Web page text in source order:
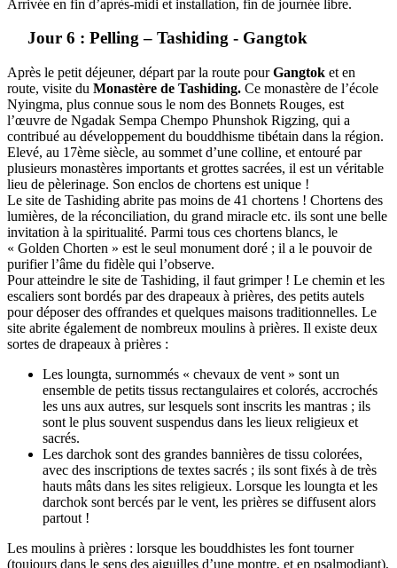
Arrivée en fin d’après-midi et installation, fin de journée libre.
Jour 6 : Pelling – Tashiding - Gangtok
Après le petit déjeuner, départ par la route pourGangtok et en
route, visite du Monastère de Tashiding. Ce monastère de l’école
Nyingma, plus connue sous le nom des Bonnets Rouges, est
l’œuvre de Ngadak Sempa Chempo Phunshok Rigzing, qui a
contribué au développement du bouddhisme tibétain dans la région.
Elevé, au 17ème siècle, au sommet d’une colline, et entouré par
plusieurs monastères importants et grottes sacrées, il est un véritable
lieu de pèlerinage. Son enclos de chortens est unique !
Le site de Tashiding abrite pas moins de 41 chortens ! Chortens des
lumières, de la réconciliation, du grand miracle etc. ils sont une belle
invitation à la spiritualité. Parmi tous ces chortens blancs, le
« Golden Chorten » est le seul monument doré ; il a le pouvoir de
purifier l’âme du fidèle qui l’observe.
Pour atteindre le site de Tashiding, il faut grimper ! Le chemin et les
escaliers sont bordés par des drapeaux à prières, des petits autels
pour déposer des offrandes et quelques maisons traditionnelles. Le
site abrite également de nombreux moulins à prières. Il existe deux
sortes de drapeaux à prières :
Les loungta, surnommés « chevaux de vent » sont un
ensemble de petits tissus rectangulaires et colorés, accrochés
les uns aux autres, sur lesquels sont inscrits les mantras ; ils
sont le plus souvent suspendus dans les lieux religieux et
sacrés.
Les darchok sont des grandes bannières de tissu colorées,
avec des inscriptions de textes sacrés ; ils sont fixés à de très
hauts mâts dans les sites religieux. Lorsque les loungta et les
darchok sont bercés par le vent, les prières se diffusent alors
partout !
Les moulins à prières : lorsque les bouddhistes les font tourner
(toujours dans le sens des aiguilles d’une montre, et en psalmodiant),